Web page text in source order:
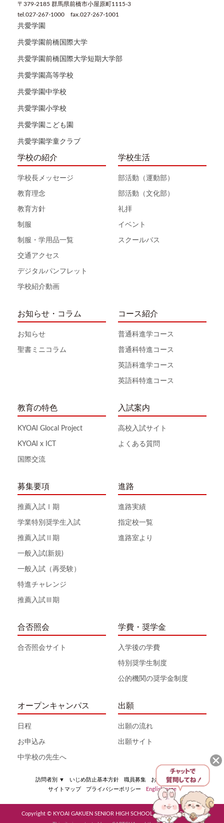
〒379-2185 群馬県前橋市小屋原町1115-3
tel.027-267-1000 fax.027-267-1001
共愛学園
共愛学園前橋国際大学
共愛学園前橋国際大学短期大学部
共愛学園高等学校
共愛学園中学校
共愛学園小学校
共愛学園こども園
共愛学園学童クラブ
学校の紹介
学校長メッセージ
教育理念
教育方針
制服
制服・学用品一覧
交通アクセス
デジタルパンフレット
学校紹介動画
学校生活
部活動（運動部）
部活動（文化部）
礼拝
イベント
スクールバス
お知らせ・コラム
お知らせ
聖書ミニコラム
コース紹介
普通科進学コース
普通科特進コース
英語科進学コース
英語科特進コース
教育の特色
KYOAI Glocal Project
KYOAI x ICT
国際交流
入試案内
高校入試サイト
よくある質問
募集要項
推薦入試Ⅰ期
学業特別奨学生入試
推薦入試Ⅱ期
一般入試(新規)
一般入試（再受験）
特進チャレンジ
推薦入試Ⅲ期
進路
進路実績
指定校一覧
進路室より
合否照会
合否照会サイト
学費・奨学金
入学後の学費
特別奨学生制度
公的機関の奨学金制度
オープンキャンパス
日程
お申込み
中学校の先生へ
出願
出願の流れ
出願サイト
訪問者別 ▼ いじめ防止基本方針 職員募集
お問い合わせ
サイトマップ
プライバシーポリシー English page
Copyright © KYOAI GAKUEN SENIOR HIGH SCHOOL All Rights Reserved